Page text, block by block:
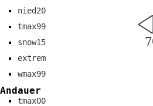
nied20
tmax99
snow15
extrem
wmax99
Andauer
tmax00